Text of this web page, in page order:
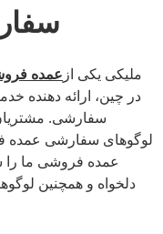
ملیکی یکی از عمده
در چین، ارائه دهنده
سفارشی. مشتریان
لوگوهای سفارشی عمده
عمده فروشی ما را
دلخواه و همچنین